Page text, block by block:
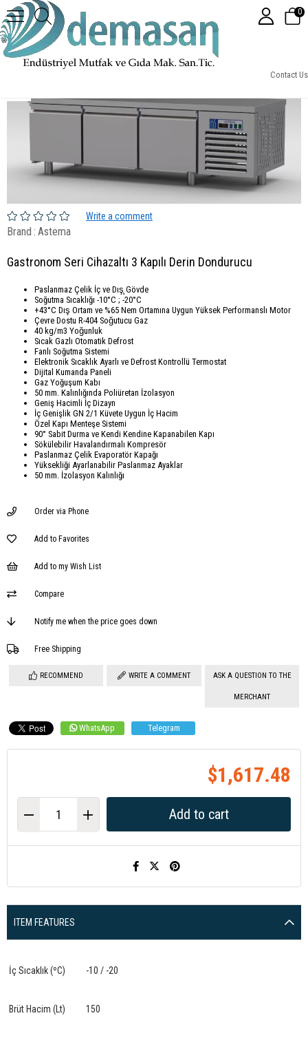
Contact Us
0
Gastronom Seri Cihazaltı 3 Kapılı Derin Dondurucu
Write a comment
Brand : Astema
Gastronom Seri Cihazaltı 3 Kapılı Derin Dondurucu
Paslanmaz Çelik İç ve Dış̧ Gövde
Soğutma Sıcaklığı -10°C ; -20°C
+43°C Dış Ortam ve %65 Nem Ortamına Uygun Yüksek Performanslı Motor
Çevre Dostu R-404 Soğutucu Gaz
40 kg/m3 Yoğunluk
Sıcak Gazlı Otomatik Defrost
Fanlı Soğutma Sistemi
Elektronik Sıcaklık Ayarlı ve Defrost Kontrollü Termostat
Dijital Kumanda Paneli
Gaz Yoğuşum Kabı
50 mm. Kalınlığında Poliüretan İzolasyon
Geniş Hacimli İç Dizayn
İç Genişlik GN 2/1 Küvete Uygun İç Hacim
Özel Kapı Menteşe Sistemi
90° Sabit Durma ve Kendi Kendine Kapanabilen Kapı
Sökülebilir Havalandırmalı Kompresör
Paslanmaz Çelik Evaporatör Kapağı
Yüksekliği Ayarlanabilir Paslanmaz Ayaklar
50 mm. İzolasyon Kalınlığı
Order via Phone
Add to Favorites
Add to my Wish List
Compare
Notify me when the price goes down
Free Shipping
RECOMMEND WRITE A COMMENT ASK A QUESTION TO THE
MERCHANT
WhatsApp Telegram
$1,617.48
ITEM FEATURES
İç Sıcaklık (ºC) -10 / -20
Brüt Hacim (Lt) 150